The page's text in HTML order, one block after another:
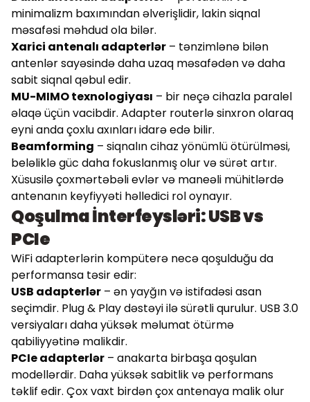
minimalizm baxımından əlverişlidir, lakin siqnal
məsafəsi məhdud ola bilər.
Xarici antenalı adapterlər – tənzimlənə bilən
antenlər sayəsində daha uzaq məsafədən və daha
sabit siqnal qəbul edir.
MU-MIMO texnologiyası – bir neçə cihazla paralel
əlaqə üçün vacibdir. Adapter routerlə sinxron olaraq
eyni anda çoxlu axınları idarə edə bilir.
Beamforming – siqnalın cihaz yönümlü ötürülməsi,
beləliklə güc daha fokuslanmış olur və sürət artır.
Xüsusilə çoxmərtəbəli evlər və maneəli mühitlərdə
antenanın keyfiyyəti həlledici rol oynayır.
Qoşulma İnterfeysləri: USB vs
PCIe
WiFi adapterlərin kompüterə necə qoşulduğu da
performansa təsir edir:
USB adapterlər – ən yayğın və istifadəsi asan
seçimdir. Plug & Play dəstəyi ilə sürətli qurulur. USB 3.0
versiyaları daha yüksək məlumat ötürmə
qabiliyyətinə malikdir.
PCIe adapterlər – anakarta birbaşa qoşulan
modellərdir. Daha yüksək sabitlik və performans
təklif edir. Çox vaxt birdən çox antenaya malik olur